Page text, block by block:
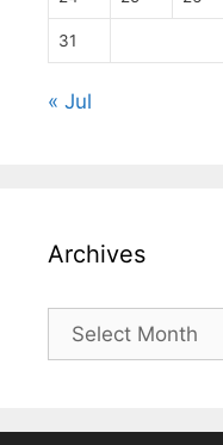
31
« Jul
Archives
Archives